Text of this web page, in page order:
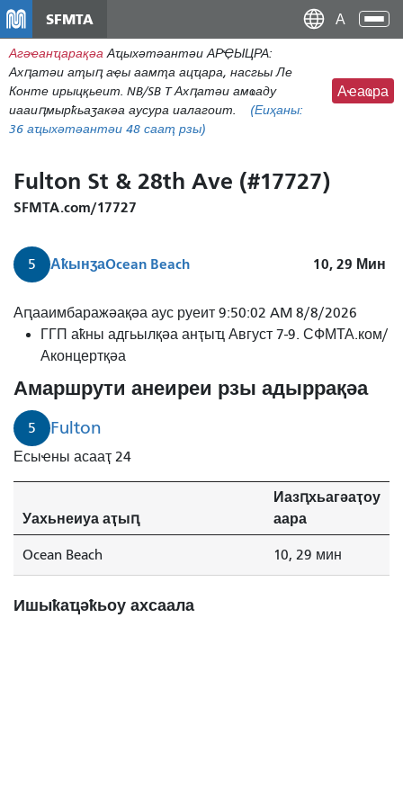
контенидо
адиректор
SFMTA
Агәҽанҵарақәа Аҵыхәтәантәи АРҾЫЦРА:
Ахԥатәи аҭыԥ аҿы аамҭа ацҵара, насгьы Ле
Конте ирыцқьеит. NB/SB T Ахԥатәи амҩаду
иааиԥмырҟьаӡакәа аусура иалагоит.
(Еиҳаны:
36 аҵыхәтәантәи 48 сааҭ рзы)
Аҽаҩра
Fulton St & 28th Ave (#17727)
SFMTA.com/17727
5 АҟынӡаOcean Beach 10, 29 Мин
Аԥааимбаражәақәа аус руеит 9:50:02 AM 8/8/2026
ГГП аҟны адгьылқәа анҭыҵ Август 7-9. СФМТА.ком/
Аконцертқәа
Амаршрути анеиреи рзы адыррақәа
5 Fulton
Есыҽны асааҭ 24
Уахьнеиуа аҭыԥ
Иазԥхьагәаҭоу
аара
Ocean Beach 10, 29 мин
Ишыҟаҵәҟьоу ахсаала